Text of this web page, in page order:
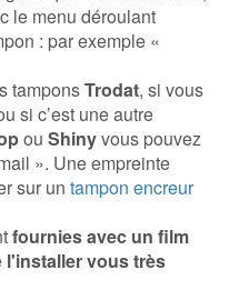
le menu déroulant
: par exemple «
tamponsTrodat, si vous
si c’est une autre
ou Shinyvous pouvez
». Une empreinte
sur un tampon encreur
fournies avec un film
l'installer vous très